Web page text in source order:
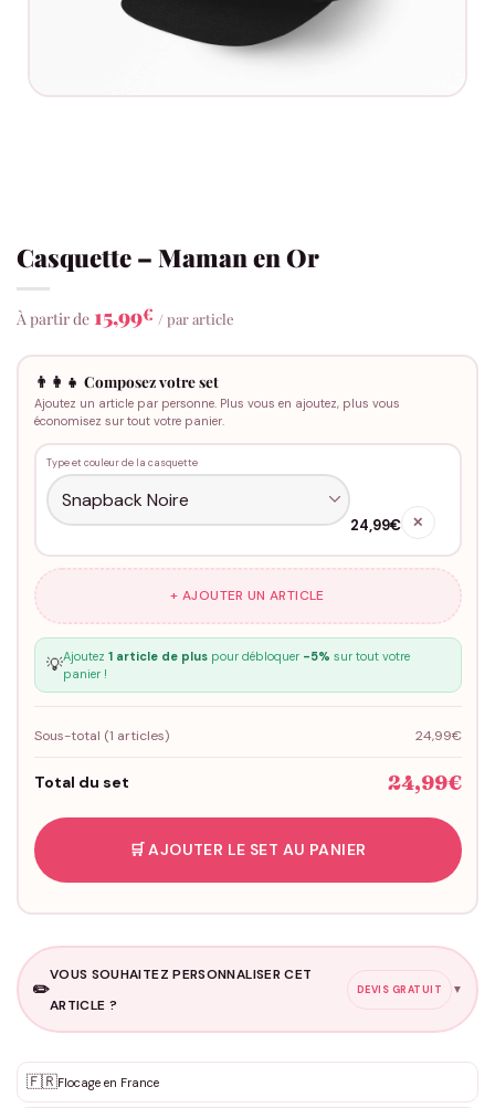
Casquette – Maman en Or
À partir de 15,99€ / par article
👨‍👩‍👧 Composez votre set
Ajoutez un article par personne. Plus vous en ajoutez, plus vous
économisez sur tout votre panier.
Type et couleur de la casquette
24,99€ ✕
+ AJOUTER UN ARTICLE
💡Ajoutez 1 article de pluspour débloquer -5% sur tout votre
panier !
Sous-total (1 articles) 24,99€
Total du set 24,99€
🛒 AJOUTER LE SET AU PANIER
✏️
VOUS SOUHAITEZ PERSONNALISER CET
ARTICLE ?
DEVIS GRATUIT ▼
✨ Personnalisation sur mesure
DEVIS GRATUIT · Personnalisation de 3 à 10€ selon la demande
🇫🇷Flocage en France